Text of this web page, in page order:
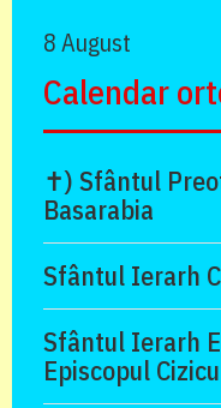
8 August
Calendar
✝) Sfântul
Basarabia
Sfântul Ierarh
Sfântul Ierarh
Episcopul